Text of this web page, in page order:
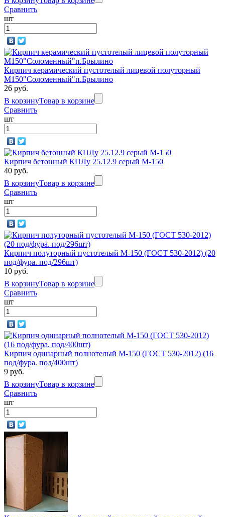
Сравнить
шт
Кирпич керамический пустотелый лицевой полуторный
М150"Соломенный"п.Брылино
26 руб.
В корзинуТовар в корзине
Сравнить
шт
Кирпич бетонный КПЛу 25.12.9 серый М-150
40 руб.
В корзинуТовар в корзине
Сравнить
шт
Кирпич полуторный пустотелый М-150 (ГОСТ 530-2012) (20
под/фура. под/296шт)
10 руб.
В корзинуТовар в корзине
Сравнить
шт
Кирпич одинарный полнотелый М-150 (ГОСТ 530-2012) (16
под/фура. под/400шт)
9 руб.
В корзинуТовар в корзине
Сравнить
шт